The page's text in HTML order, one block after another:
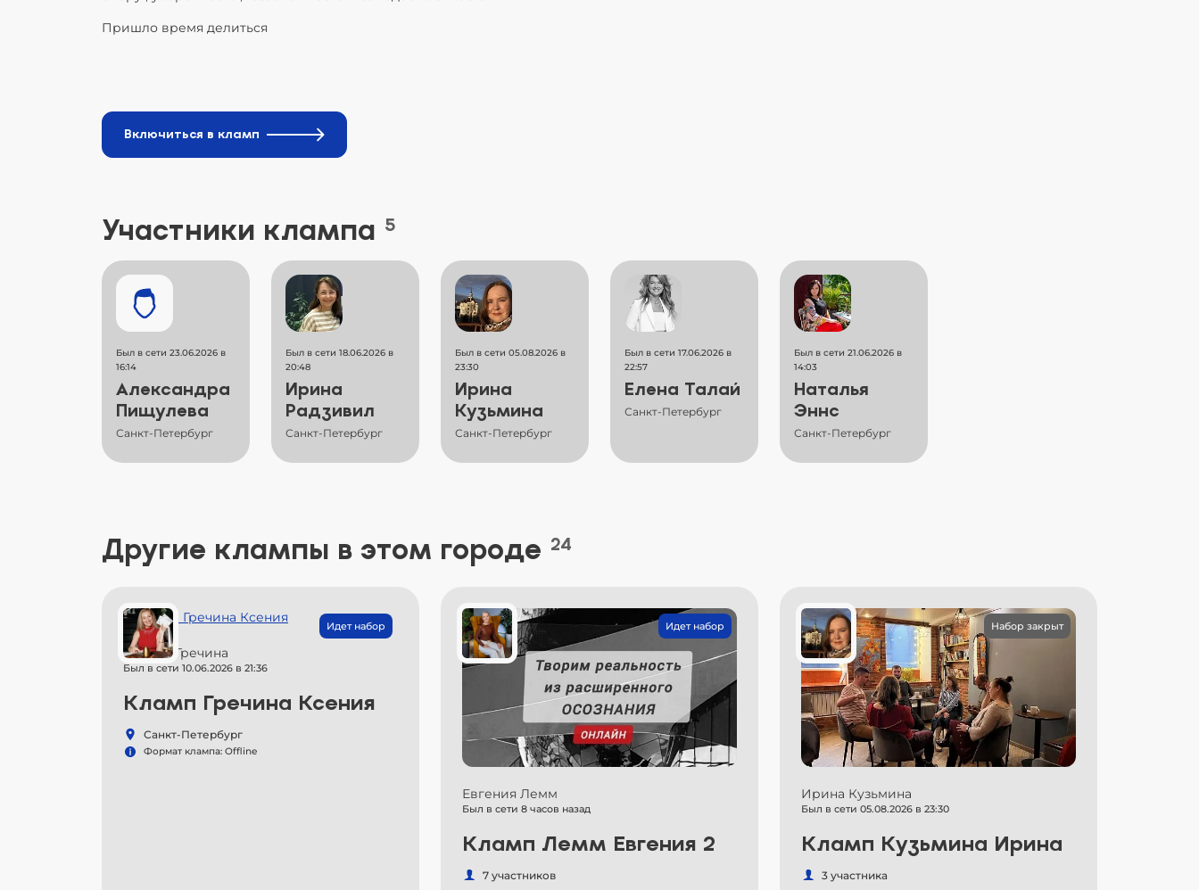
Пришло время делиться
Включиться в кламп
Участники клампа 5
Был в сети 23.06.2026 в
16:14
Александра
Пищулева
Санкт-Петербург
Был в сети 18.06.2026 в
20:48
Ирина
Радзивил
Санкт-Петербург
Был в сети 05.08.2026 в
23:30
Ирина
Кузьмина
Санкт-Петербург
Был в сети 17.06.2026 в
22:57
Елена Талай
Санкт-Петербург
Был в сети 21.06.2026 в
14:03
Наталья
Эннс
Санкт-Петербург
Другие клампы в этом городе 24
Идет набор
Ксения Гречина
Был в сети 10.06.2026 в 21:36
Кламп Гречина Ксения
Санкт-Петербург
Формат клампа: Offline
Идет набор
Евгения Лемм
Был в сети 8 часов назад
Кламп Лемм Евгения 2
7 участников
Набор закрыт
Ирина Кузьмина
Был в сети 05.08.2026 в 23:30
Кламп Кузьмина Ирина
3 участника